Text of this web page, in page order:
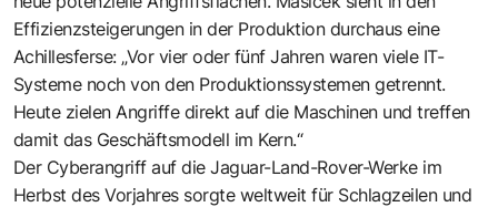
Effizienzsteigerungen in der Produktion durchaus eine
Achillesferse: „Vor vier oder fünf Jahren waren viele IT-
Systeme noch von den Produktionssystemen getrennt.
Heute zielen Angriffe direkt auf die Maschinen und treffen
damit das Geschäftsmodell im Kern.“
Der Cyberangriff auf die Jaguar-Land-Rover-Werke im
Herbst des Vorjahres sorgte weltweit für Schlagzeilen und